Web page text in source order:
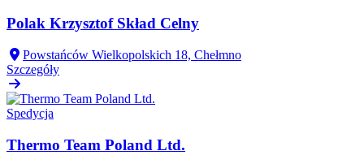
Polak Krzysztof Skład Celny
Powstańców Wielkopolskich 18, Chełmno
Szczegóły
Spedycja
Thermo Team Poland Ltd.